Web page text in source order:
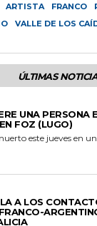
ARTISTA FRANCO
VALLE DE LOS
ÚLTIMAS
UNA PERSONA
FOZ (LUGO)
este jueves en
A LOS